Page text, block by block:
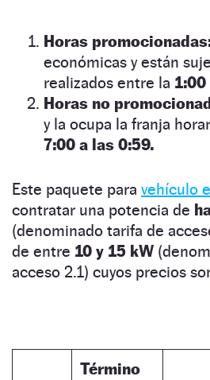
Horas
económicas y están
realizados entre la
Horas no
y la ocupa la franja
7:00 a las 0:59.
Este paquete para vehículo
contratar una potencia de
(denominado tarifa de
de entre 10 y 15 kW
acceso 2.1) cuyos precios
Término